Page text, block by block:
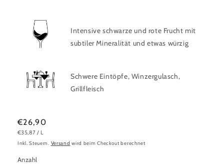
Intensive schwarze und rote Frucht mit
subtiler Mineralität und etwas würzig
Schwere Eintöpfe, Winzergulasch,
Grillfleisch
Normaler
Preis
€26,90
GRUNDPREIS
€35,87 / PRO
L
Inkl. Steuern. Versand wird beim Checkout berechnet
Anzahl